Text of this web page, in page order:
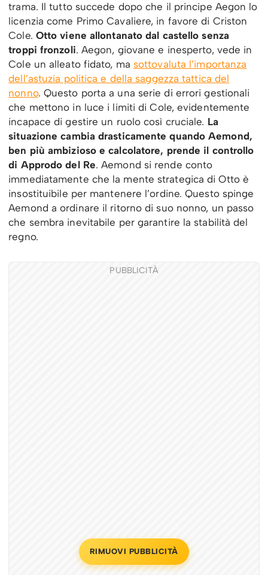
trama. Il tutto succede dopo che il principe Aegon lo
licenzia come Primo Cavaliere, in favore di Criston
Cole. Otto viene allontanato dal castello senza
troppi fronzoli. Aegon, giovane e inesperto, vede in
Cole un alleato fidato, ma sottovaluta l’importanza
dell’astuzia politica e della saggezza tattica del
nonno. Questo porta a una serie di errori gestionali
che mettono in luce i limiti di Cole, evidentemente
incapace di gestire un ruolo così cruciale. La
situazione cambia drasticamente quando Aemond,
ben più ambizioso e calcolatore, prende il controllo
di Approdo del Re. Aemond si rende conto
immediatamente che la mente strategica di Otto è
insostituibile per mantenere l’ordine. Questo spinge
Aemond a ordinare il ritorno di suo nonno, un passo
che sembra inevitabile per garantire la stabilità del
regno.
PUBBLICITÀ
RIMUOVI PUBBLICITÀ